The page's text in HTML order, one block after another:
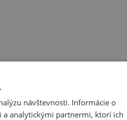
návštevnosti. Informácie o
a analytickými partnermi, ktorí ich